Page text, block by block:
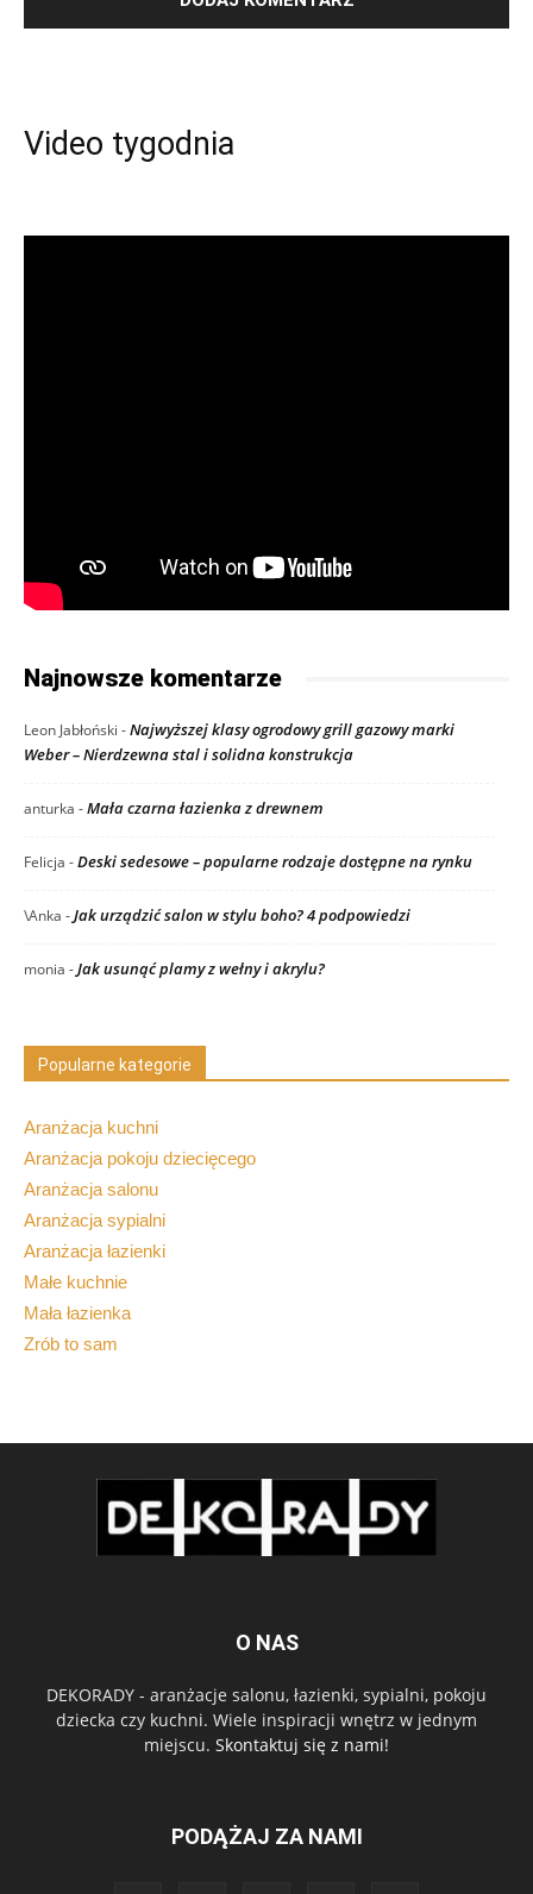
Video tygodnia
Najnowsze komentarze
Leon Jabłoński -Najwyższej klasy ogrodowy grill gazowy marki
Weber – Nierdzewna stal i solidna konstrukcja
anturka -Mała czarna łazienka z drewnem
Felicja -Deski sedesowe – popularne rodzaje dostępne na rynku
\Anka -Jak urządzić salon w stylu boho? 4 podpowiedzi
monia -Jak usunąć plamy z wełny i akrylu?
Popularne kategorie
Aranżacja kuchni
Aranżacja pokoju dziecięcego
Aranżacja salonu
Aranżacja sypialni
Aranżacja łazienki
Małe kuchnie
Mała łazienka
Zrób to sam
O NAS
DEKORADY - aranżacje salonu, łazienki, sypialni, pokoju
dziecka czy kuchni. Wiele inspiracji wnętrz w jednym
miejscu. Skontaktuj się z nami!
PODĄŻAJ ZA NAMI